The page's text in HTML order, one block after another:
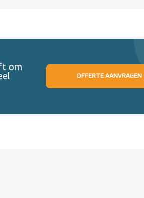
om
OFFERTE AANVRAGEN